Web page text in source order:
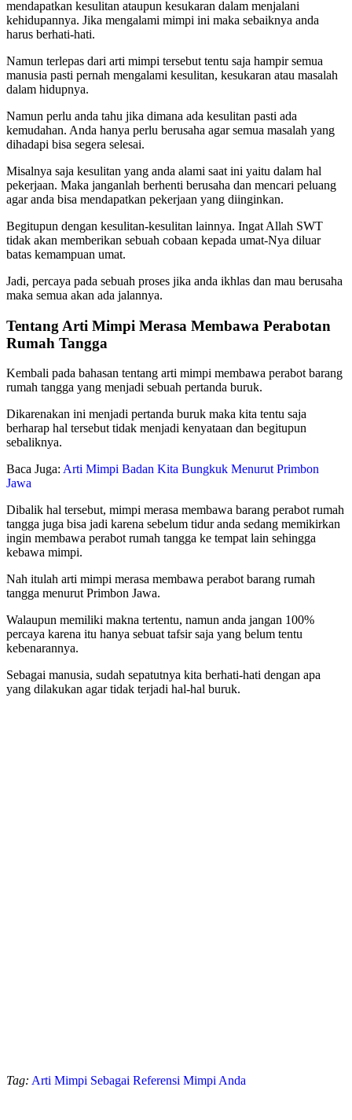
mendapatkan kesulitan ataupun kesukaran dalam menjalani
kehidupannya. Jika mengalami mimpi ini maka sebaiknya anda
harus berhati-hati.
Namun terlepas dari arti mimpi tersebut tentu saja hampir semua
manusia pasti pernah mengalami kesulitan, kesukaran atau masalah
dalam hidupnya.
Namun perlu anda tahu jika dimana ada kesulitan pasti ada
kemudahan. Anda hanya perlu berusaha agar semua masalah yang
dihadapi bisa segera selesai.
Misalnya saja kesulitan yang anda alami saat ini yaitu dalam hal
pekerjaan. Maka janganlah berhenti berusaha dan mencari peluang
agar anda bisa mendapatkan pekerjaan yang diinginkan.
Begitupun dengan kesulitan-kesulitan lainnya. Ingat Allah SWT
tidak akan memberikan sebuah cobaan kepada umat-Nya diluar
batas kemampuan umat.
Jadi, percaya pada sebuah proses jika anda ikhlas dan mau berusaha
maka semua akan ada jalannya.
Tentang Arti Mimpi Merasa Membawa Perabotan
Rumah Tangga
Kembali pada bahasan tentang arti mimpi membawa perabot barang
rumah tangga yang menjadi sebuah pertanda buruk.
Dikarenakan ini menjadi pertanda buruk maka kita tentu saja
berharap hal tersebut tidak menjadi kenyataan dan begitupun
sebaliknya.
Baca Juga: Arti Mimpi Badan Kita Bungkuk Menurut Primbon
Jawa
Dibalik hal tersebut, mimpi merasa membawa barang perabot rumah
tangga juga bisa jadi karena sebelum tidur anda sedang memikirkan
ingin membawa perabot rumah tangga ke tempat lain sehingga
kebawa mimpi.
Nah itulah arti mimpi merasa membawa perabot barang rumah
tangga menurut Primbon Jawa.
Walaupun memiliki makna tertentu, namun anda jangan 100%
percaya karena itu hanya sebuat tafsir saja yang belum tentu
kebenarannya.
Sebagai manusia, sudah sepatutnya kita berhati-hati dengan apa
yang dilakukan agar tidak terjadi hal-hal buruk.
Tag: Arti Mimpi Sebagai Referensi Mimpi Anda